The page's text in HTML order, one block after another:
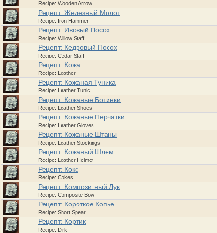
Recipe: Wooden Arrow
Рецепт: Железный Молот
Recipe: Iron Hammer
Рецепт: Ивовый Посох
Recipe: Willow Staff
Рецепт: Кедровый Посох
Recipe: Cedar Staff
Рецепт: Кожа
Recipe: Leather
Рецепт: Кожаная Туника
Recipe: Leather Tunic
Рецепт: Кожаные Ботинки
Recipe: Leather Shoes
Рецепт: Кожаные Перчатки
Recipe: Leather Gloves
Рецепт: Кожаные Штаны
Recipe: Leather Stockings
Рецепт: Кожаный Шлем
Recipe: Leather Helmet
Рецепт: Кокс
Recipe: Cokes
Рецепт: Композитный Лук
Recipe: Composite Bow
Рецепт: Короткое Копье
Recipe: Short Spear
Рецепт: Кортик
Recipe: Dirk